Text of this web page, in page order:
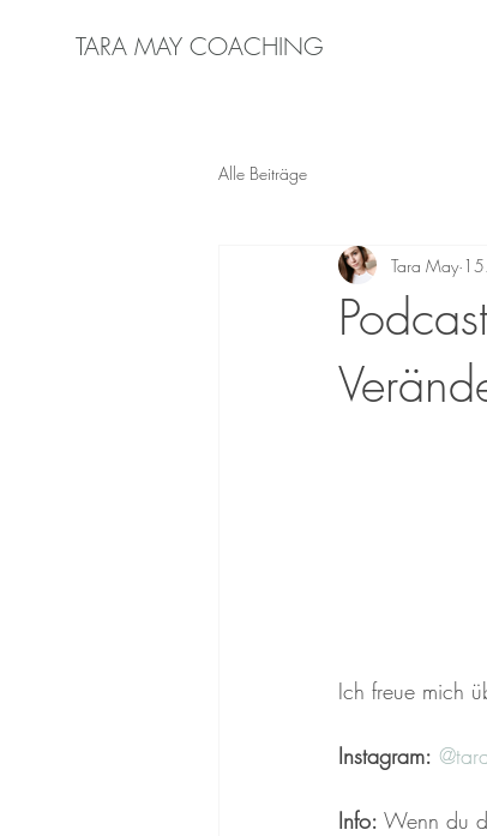
TARA MAY COACHING
Alle Beiträge
Tara May
Ich freue mich
Instagram:
Info: Wenn du